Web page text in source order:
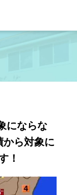
にならな
から対象に
！